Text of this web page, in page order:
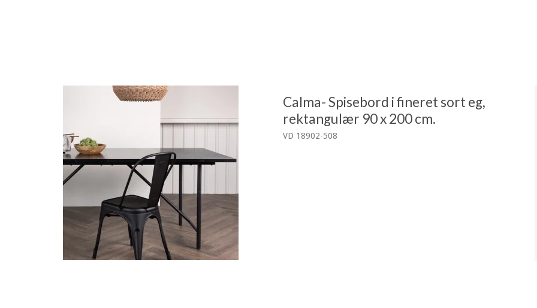
Calma- Spisebord i fineret sort eg,
rektangulær 90 x 200 cm.
VD 18902-508